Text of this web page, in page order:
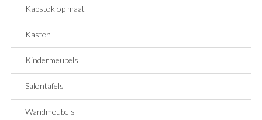
Kapstok op maat
Kasten
Kindermeubels
Salontafels
Wandmeubels